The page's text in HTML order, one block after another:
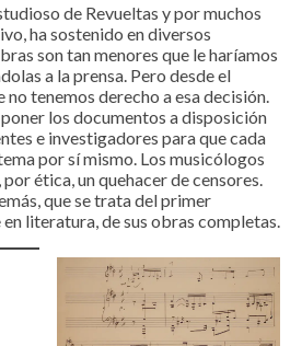
de Revueltas y por muchos
ha sostenido en diversos
son tan menores que le haríamos
a la prensa. Pero desde el
tenemos derecho a esa decisión.
los documentos a disposición
e investigadores para que cada
por sí mismo. Los musicólogos
ética, un quehacer de censores.
que se trata del primer
literatura, de sus obras completas.